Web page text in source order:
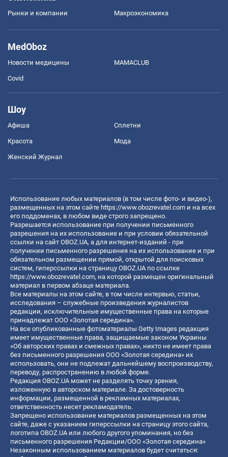
Рынки и компании Mакроэкономика
MedOboz
Новости медицины MAMACLUB
Covid
Шоу
Афиша Сплетни
Красота Мода
Женский Журнал
Использование любых материалов (в том числе фото- и видео-),
размещенных на этом сайте https://www.obozrevatel.com и на всех
его поддоменах, в любом виде строго запрещено.
Разрешается использование при получении письменного
разрешения на их использование и при условии обязательной
ссылки на сайт OBOZ.UA, а для интернет-изданий - при
получении письменного разрешения на их использование и при
обязательном размещении прямой, открытой для поисковых
систем, гиперссылки на страницу OBOZ.UA по ссылке
https://www.obozrevatel.com, на которой размещен оригинальный
материал в первом абзаце материала.
Все материалы на этом сайте, в том числе интервью, статьи,
исследования – служебные произведения журналистов
редакции, исключительные имущественные права на которые
принадлежат ООО «Золотая середина».
На все опубликованные фотоматериалы Getty Images редакция
имеет имущественные права, защищаемые законом Украины
«Об авторских правах и смежных правах», никто не имеет права
без письменного разрешения ООО «Золотая середина» их
использовать, они не подлежат дальнейшему воспроизводству,
переводу, распространению в любой форме.
Редакция OBOZ.UA может не разделять точку зрения,
изложенную в авторском материале. За достоверность
информации, размещенной в рекламных материалах,
ответственность несет рекламодатель.
Запрещено использование материалов размещенных на этом
сайте, даже с указанием гиперссылки на страницу этого сайта,
логотипа OBOZ.UA или любого другого упоминания, но без
письменного разрешения Редакции/ООО «Золотая середина»
Незаконным использованием материалов будет считаться: